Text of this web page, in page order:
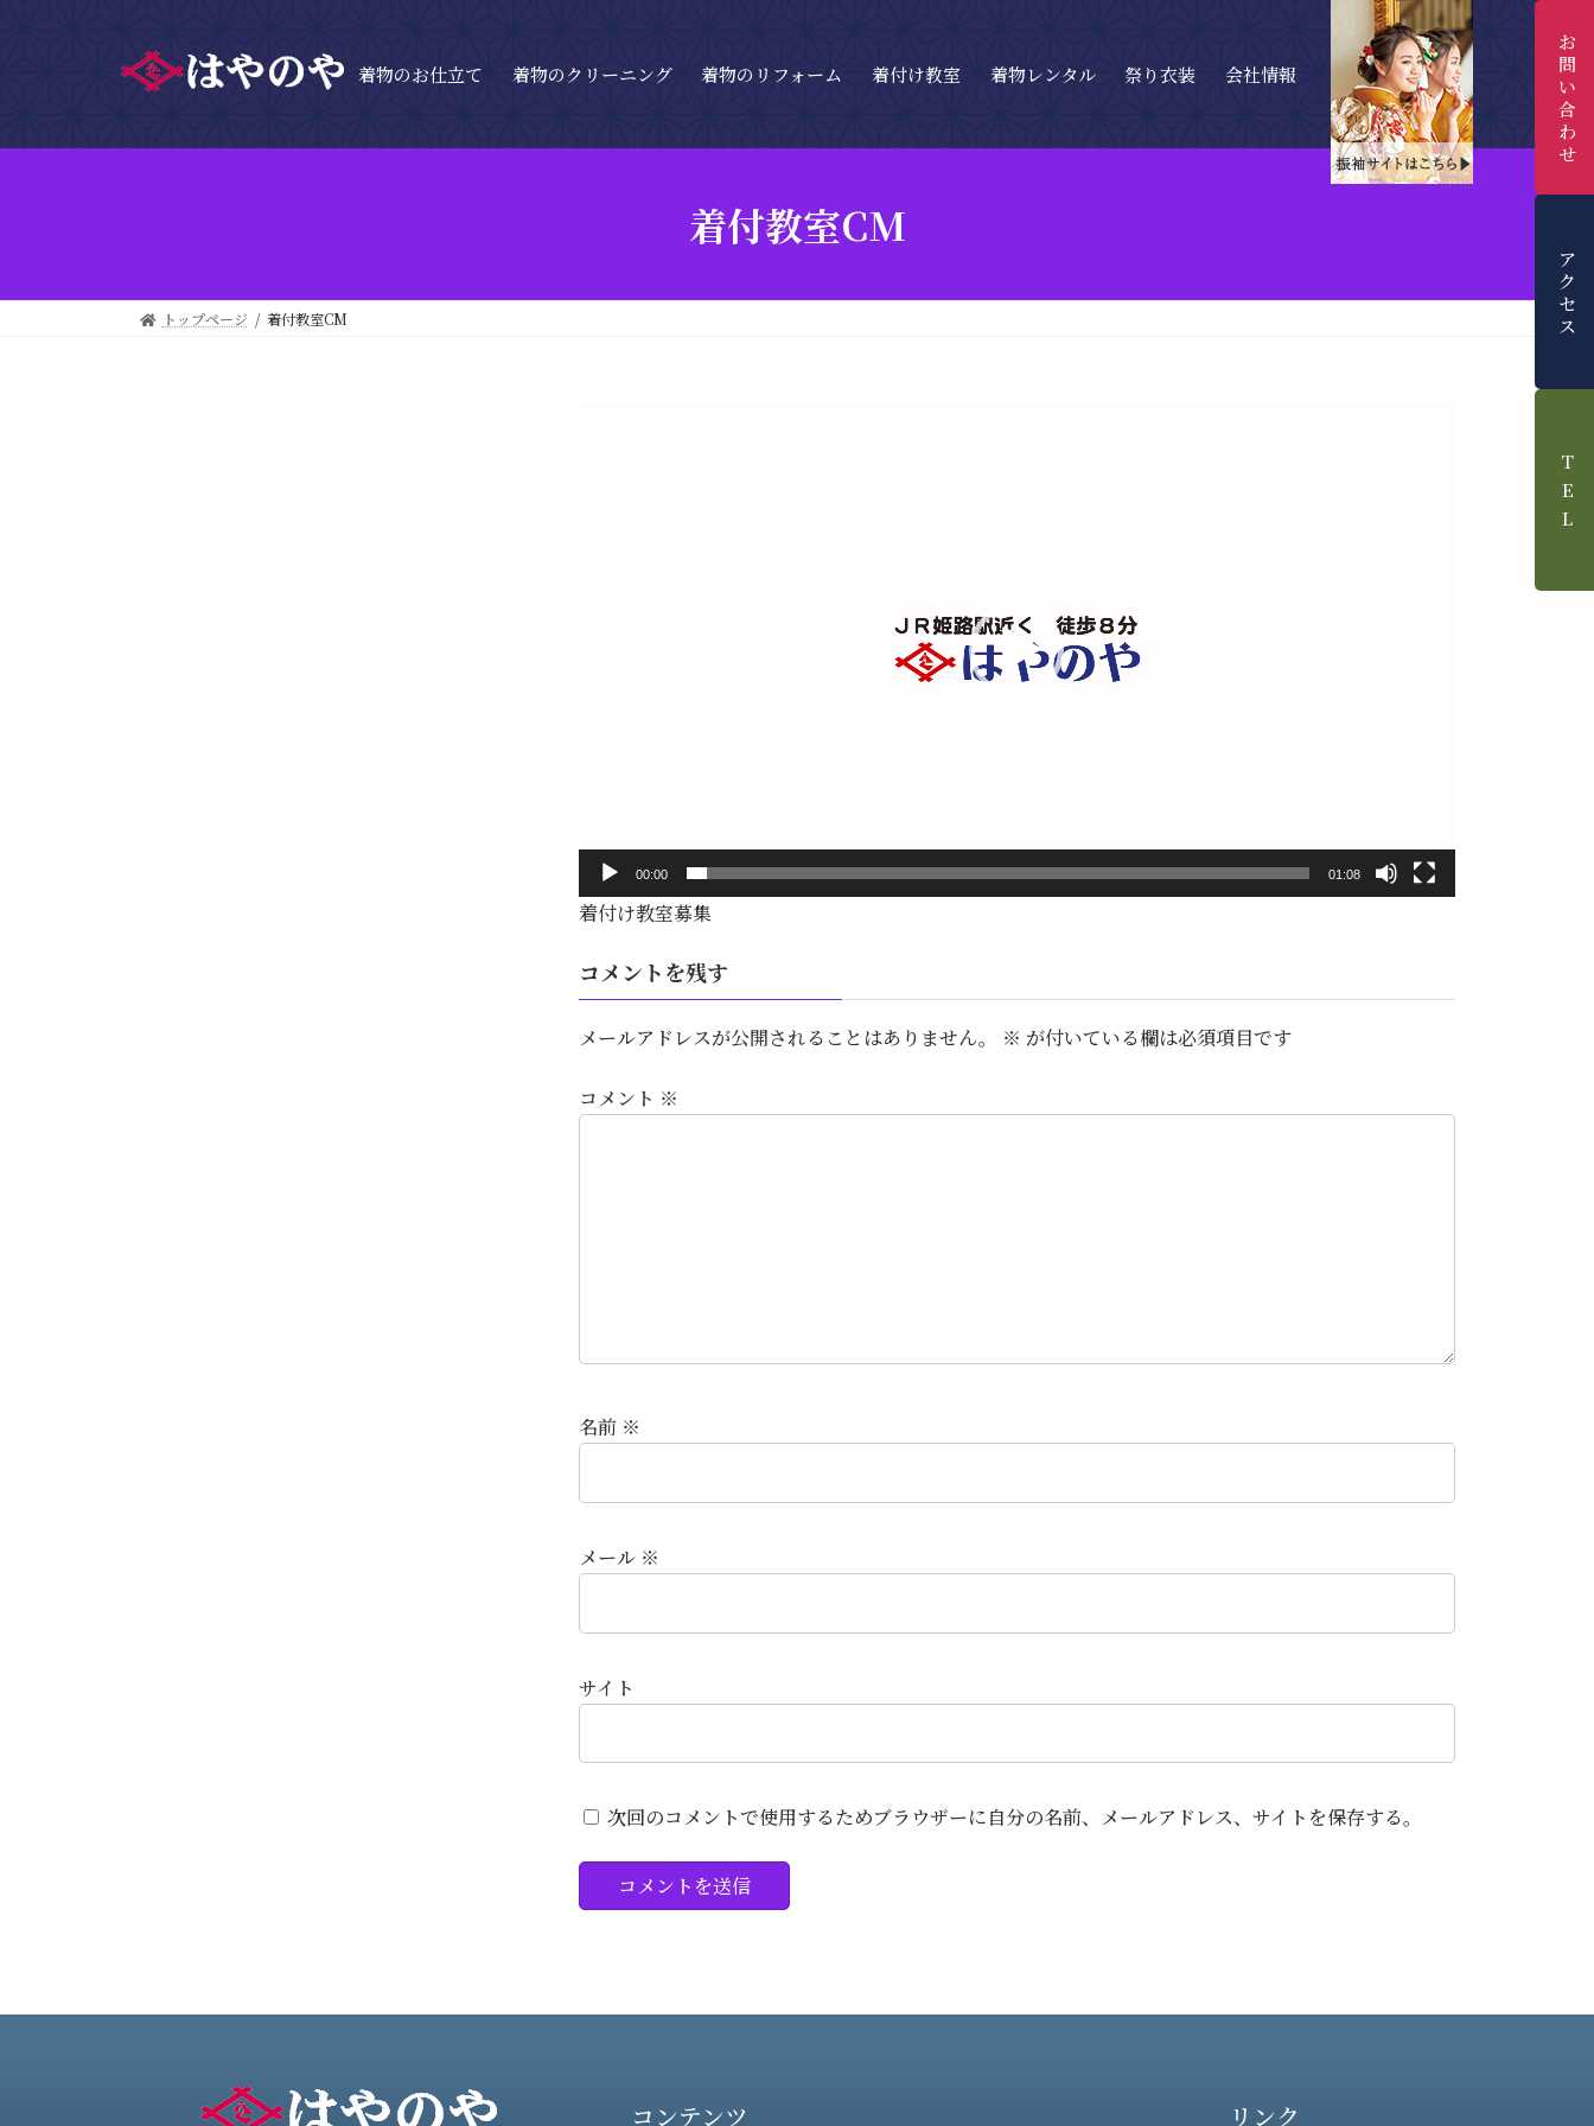
お
問
い
合
わ
せ
ア
ク
セ
ス
T
E
L
着物のお仕立て 着物のクリーニング 着物のリフォーム 着付け教室 着物レンタル 祭り衣装 会社情報
着付教室CM
トップページ 着付教室CM
00:00 01:08
着付け教室募集
コメントを残す
メールアドレスが公開されることはありません。 ※ が付いている欄は必須項目です
コメント ※
名前 ※
メール ※
サイト
次回のコメントで使用するためブラウザーに自分の名前、メールアドレス、サイトを保存する。
コンテンツ リンク